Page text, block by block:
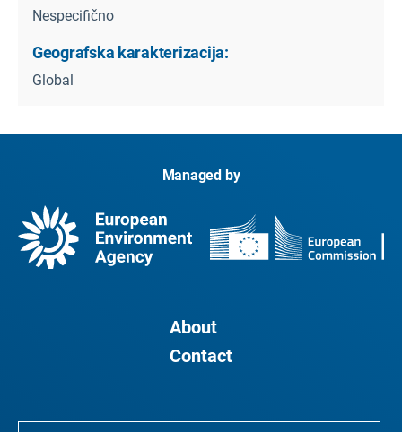
Nespecifično
Geografska karakterizacija:
Global
Managed by
About
Contact